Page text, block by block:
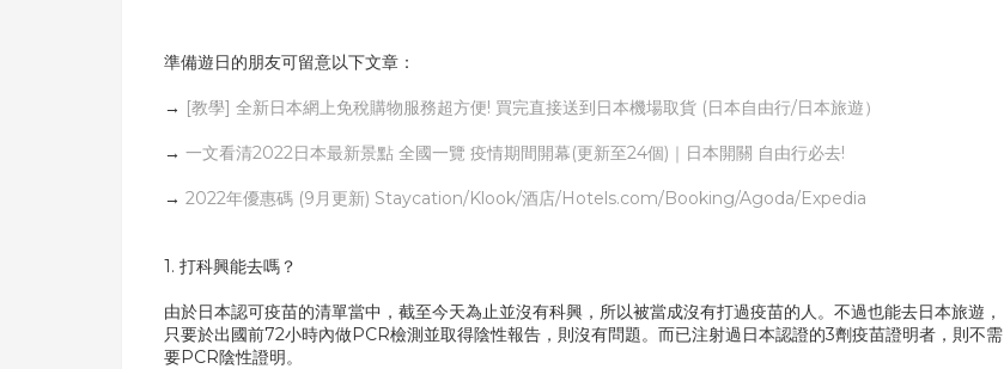
準備遊日的朋友可留意以下文章：
→ [教學] 全新日本網上免稅購物服務超方便! 買完直接送到日本機場取貨 (日本自由行/日本旅遊）
→ 一文看清2022日本最新景點 全國一覽 疫情期間開幕(更新至24個)｜日本開關 自由行必去!
→ 2022年優惠碼 (9月更新) Staycation/Klook/酒店/Hotels.com/Booking/Agoda/Expedia
1. 打科興能去嗎？
由於日本認可疫苗的清單當中，截至今天為止並沒有科興，所以被當成沒有打過疫苗的人。不過也能去日本旅遊，
只要於出國前72小時內做PCR檢測並取得陰性報告，則沒有問題。而已注射過日本認證的3劑疫苗證明者，則不需
要PCR陰性證明。